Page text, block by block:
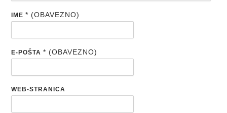
IME* (OBAVEZNO)
E-POŠTA* (OBAVEZNO)
WEB-STRANICA